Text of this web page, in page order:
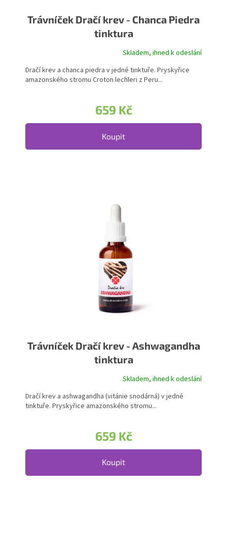
Trávníček Dračí krev - Chanca Piedra
tinktura
Skladem, ihned k odeslání
659 Kč
Koupit
Dračí krev a chanca piedra v jedné tinktuře. Pryskyřice
amazonského stromu Croton lechleri z Peru...
Trávníček Dračí krev - Ashwagandha
tinktura
Skladem, ihned k odeslání
659 Kč
Koupit
Dračí krev a ashwagandha (vitánie snodárná) v jedné
tinktuře. Pryskyřice amazonského stromu...